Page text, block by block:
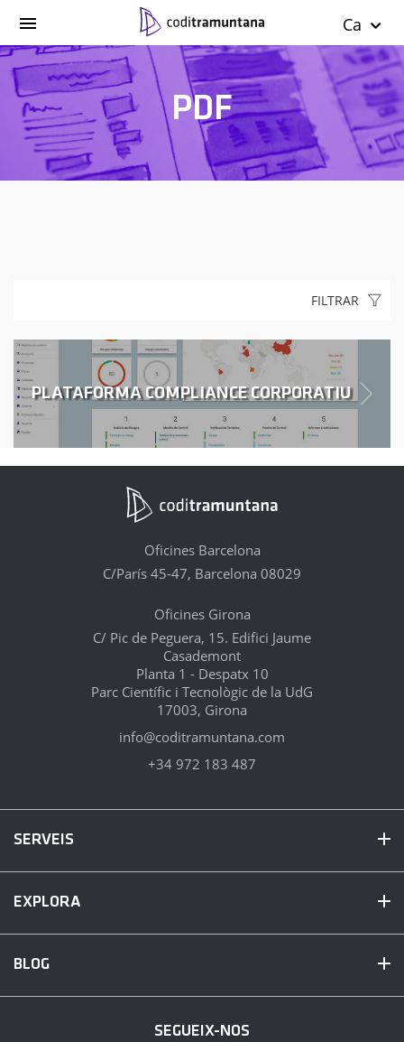
Ca
PDF
FILTRAR
PLATAFORMA COMPLIANCE CORPORATIU
Oficines Barcelona
C/París 45-47, Barcelona 08029
Oficines Girona
C/ Pic de Peguera, 15. Edifici Jaume
Casademont
Planta 1 - Despatx 10
Parc Científic i Tecnològic de la UdG
17003, Girona
info@coditramuntana.com
+34 972 183 487
SERVEIS
EXPLORA
BLOG
SEGUEIX-NOS